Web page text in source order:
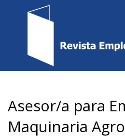
Asesor/a para
Maquinaria